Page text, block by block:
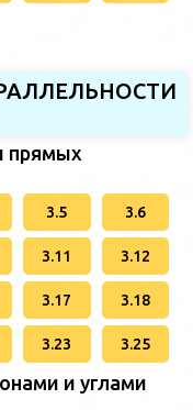
прямых
3.5 3.6
3.11 3.12
3.17 3.18
3.23 3.25
и углами